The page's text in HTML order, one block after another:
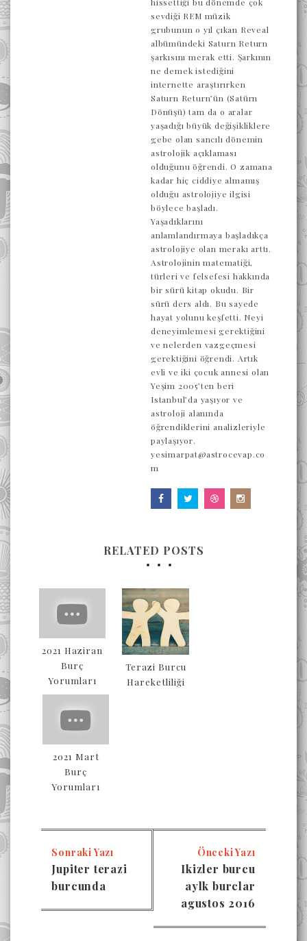
sevdiği REM müzik
grubunun o yıl çıkan Reveal
albümündeki Saturn Return
şarkısını merak etti. Şarkının
ne demek istediğini
internette araştırırken
Saturn Return’ün (Satürn
Dönüşü) tam da o aralar
yaşadığı büyük değişikliklere
gebe olan sancılı dönemin
astrolojik açıklaması
olduğunu öğrendi. O zamana
kadar hiç ciddiye almamış
olduğu astrolojiye ilgisi
böylece başladı.
Yaşadıklarını
anlamlandırmaya başladıkça
astrolojiye olan merakı arttı.
Astrolojinin matematiği,
türleri ve felsefesi hakkında
bir sürü kitap okudu. Bir
sürü ders aldı. Bu sayede
hayat yolunu keşfetti. Neyi
deneyimlemesi gerektiğini
ve nelerden vazgeçmesi
gerektiğini öğrendi. Artık
evli ve iki çocuk annesi olan
Yeşim 2005’ten beri
Istanbul’da yaşıyor ve
astroloji alanında
öğrendiklerini analizleriyle
paylaşıyor.
yesimarpat@astrocevap.co
m
RELATED POSTS
2021 Haziran
Burç
Yorumları
Terazi Burcu
Hareketliliği
2021 Mart
Burç
Yorumları
Sonraki Yazı
Jupiter terazi
burcunda
Önceki Yazı
Ikizler burcu
aylk burclar
agustos 2016